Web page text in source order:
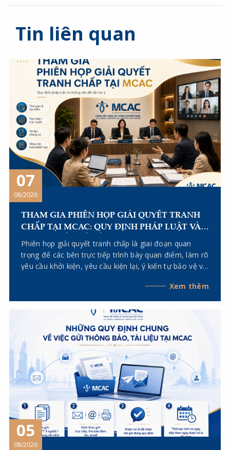
Tin liên quan
07
08/2026
THAM GIA PHIÊN HỌP GIẢI QUYẾT TRANH
CHẤP TẠI MCAC: QUY ĐỊNH PHÁP LUẬT VÀ
NHỮNG VẤN ĐỀ CẦN LƯU Ý
Phiên họp giải quyết tranh chấp là giai đoạn quan
trọng để các bên trực tiếp trình bày quan điểm, làm rõ
yêu cầu khởi kiện, yêu cầu kiện lại, ý kiến tự bảo vệ và
tài. Để việc tham gia phiên họp đạt hiệu quả và hạn
chế rủi ro pháp lý, các bên cần lưu ý những nội dung
sau đây.
Xem thêm
05
08/2026